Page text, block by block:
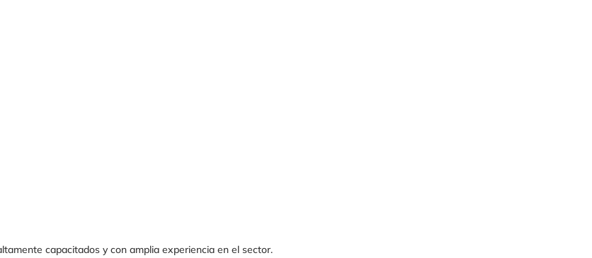
capacitados y con amplia experiencia en el sector.